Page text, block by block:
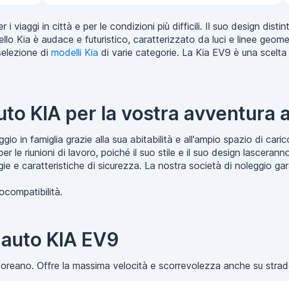
i viaggi in città e per le condizioni più difficili. Il suo design
Kia è audace e futuristico, caratterizzato da luci e linee
di modelli Kia di varie categorie. La Kia EV9 è una
KIA per la vostra avventura
in famiglia grazie alla sua abitabilità e all'ampio spazio di
le riunioni di lavoro, poiché il suo stile e il suo design
e caratteristiche di sicurezza. La nostra società di noleggio
KIA EV9
Offre la massima velocità e scorrevolezza anche su